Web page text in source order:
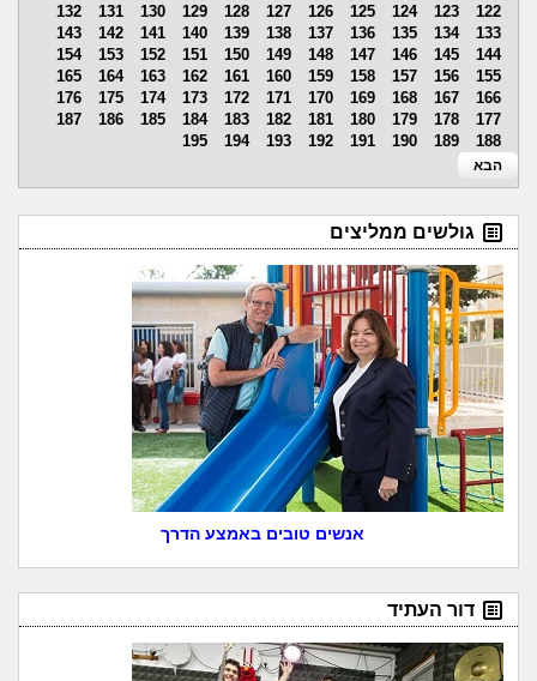
122
123
124
125
126
127
128
129
130
131
132
133
134
135
136
137
138
139
140
141
142
143
144
145
146
147
148
149
150
151
152
153
154
155
156
157
158
159
160
161
162
163
164
165
166
167
168
169
170
171
172
173
174
175
176
177
178
179
180
181
182
183
184
185
186
187
188
189
190
191
192
193
194
195
הבא
גולשים ממליצים
אנשים טובים באמצע הדרך
דור העתיד